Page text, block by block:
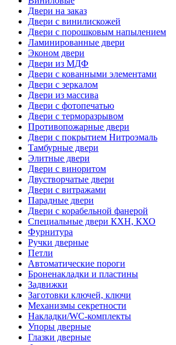
Двери на заказ
Двери с винилискожей
Двери с порошковым напылением
Ламинированные двери
Эконом двери
Двери из МДФ
Двери с кованными элементами
Двери с зеркалом
Двери из массива
Двери с фотопечатью
Двери с терморазрывом
Противопожарные двери
Двери с покрытием Нитроэмаль
Тамбурные двери
Элитные двери
Двери с виноритом
Двустворчатые двери
Двери с витражами
Парадные двери
Двери с корабельной фанерой
Специальные двери КХН, КХО
Фурнитура
Ручки дверные
Петли
Автоматические пороги
Броненакладки и пластины
Задвижки
Заготовки ключей, ключи
Механизмы секретности
Накладки/WC-комплекты
Упоры дверные
Глазки дверные